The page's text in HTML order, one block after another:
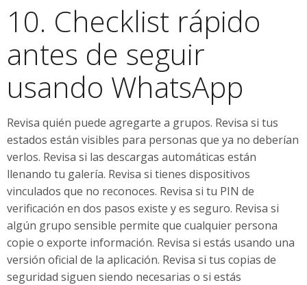
10. Checklist rápido
antes de seguir
usando WhatsApp
Revisa quién puede agregarte a grupos. Revisa si tus
estados están visibles para personas que ya no deberían
verlos. Revisa si las descargas automáticas están
llenando tu galería. Revisa si tienes dispositivos
vinculados que no reconoces. Revisa si tu PIN de
verificación en dos pasos existe y es seguro. Revisa si
algún grupo sensible permite que cualquier persona
copie o exporte información. Revisa si estás usando una
versión oficial de la aplicación. Revisa si tus copias de
seguridad siguen siendo necesarias o si estás